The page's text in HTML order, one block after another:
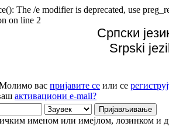
The /e modifier is deprecated, use
on line 2
Српски
Srpski
вас пријавите се или се
активациони e-mail?
именом или имејлом, лозинком и